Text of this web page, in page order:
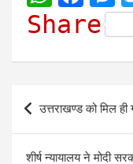
h
t
A
p
a
e
b
o
o
e
s
s
e
n
g
Share
Post
navigation
उत्तराखण्ड को मिल ही
शीर्ष न्यायालय ने मोदी